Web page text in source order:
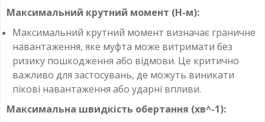
Максимальний крутний момент (Н-м):
Максимальний крутний момент визначає граничне
навантаження, яке муфта може витримати без
ризику пошкодження або відмови. Це критично
важливо для застосувань, де можуть виникати
пікові навантаження або ударні впливи.
Максимальна швидкість обертання (хв^-1):